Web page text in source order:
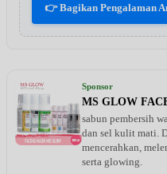
👉 Bagikan Pengalaman
Sponsor
MS GLOW
sabun pembersih
dan sel kulit mati.
mencerahkan,
serta glowing.